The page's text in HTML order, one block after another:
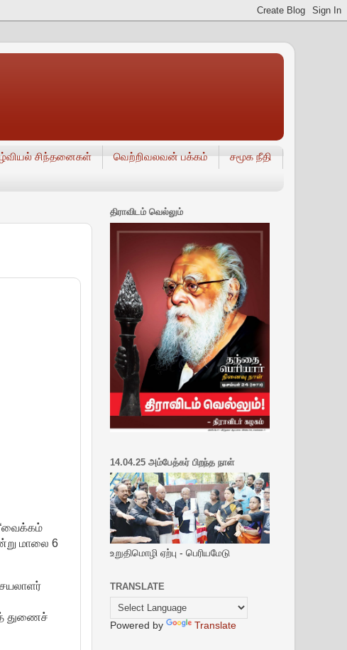
சிந்தனைகள் வெற்றிவலவன் பக்கம்
சமூக நீதி
மாலை 6
துணைச்
திராவிடம் வெல்லும்
14.04.25 அம்பேத்கர் பிறந்த நாள்
உறுதிமொழி ஏற்பு - பெரியமேடு
TRANSLATE
Powered by Translate